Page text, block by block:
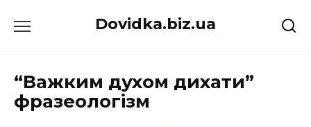
до
Dovidka.biz.ua
“Важким духом дихати”
фразеологізм